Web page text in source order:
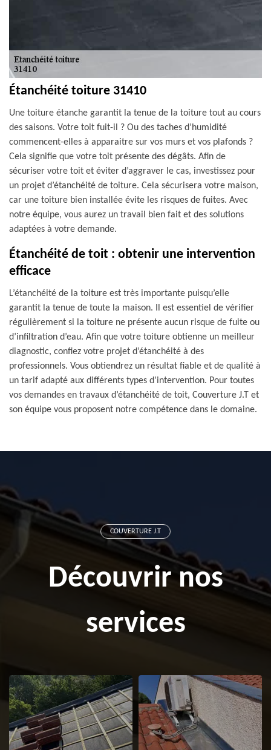
Étanchéité toiture 31410
Une toiture étanche garantit la tenue de la toiture tout au cours
des saisons. Votre toit fuit-il ? Ou des taches d’humidité
commencent-elles à apparaitre sur vos murs et vos plafonds ?
Cela signifie que votre toit présente des dégâts. Afin de
sécuriser votre toit et éviter d’aggraver le cas, investissez pour
un projet d’étanchéité de toiture. Cela sécurisera votre maison,
car une toiture bien installée évite les risques de fuites. Avec
notre équipe, vous aurez un travail bien fait et des solutions
adaptées à votre demande.
Étanchéité de toit : obtenir une intervention
efficace
L’étanchéité de la toiture est très importante puisqu’elle
garantit la tenue de toute la maison. Il est essentiel de vérifier
régulièrement si la toiture ne présente aucun risque de fuite ou
d’infiltration d’eau. Afin que votre toiture obtienne un meilleur
diagnostic, confiez votre projet d’étanchéité à des
professionnels. Vous obtiendrez un résultat fiable et de qualité à
un tarif adapté aux différents types d’intervention. Pour toutes
vos demandes en travaux d’étanchéité de toit, Couverture J.T et
son équipe vous proposent notre compétence dans le domaine.
COUVERTURE J.T
Découvrir nos
services